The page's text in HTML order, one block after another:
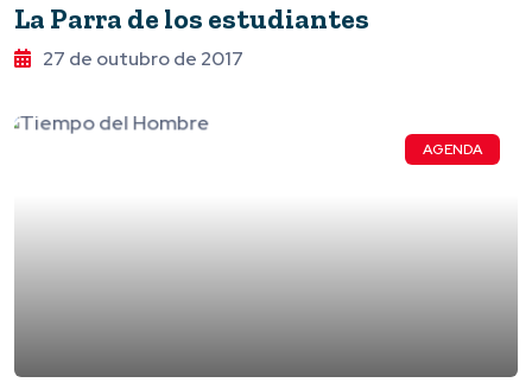
La Parra de los estudiantes
27 de outubro de 2017
AGENDA